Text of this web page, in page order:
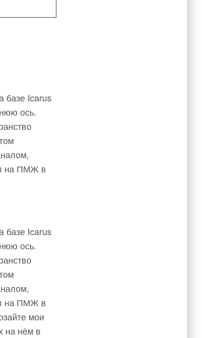
базе Icarus
ось.
на ПМЖ в
базе Icarus
ось.
на ПМЖ в
мои
на нём в